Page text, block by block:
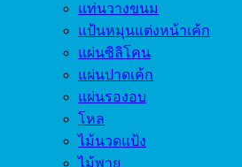
แท่นวางขนม
แป้นหมุนแต่งหน้าเค้ก
แผ่นซิลิโคน
แผ่นปาดเค้ก
แผ่นรองอบ
โหล
ไม้นวดแป้ง
ไม้พาย